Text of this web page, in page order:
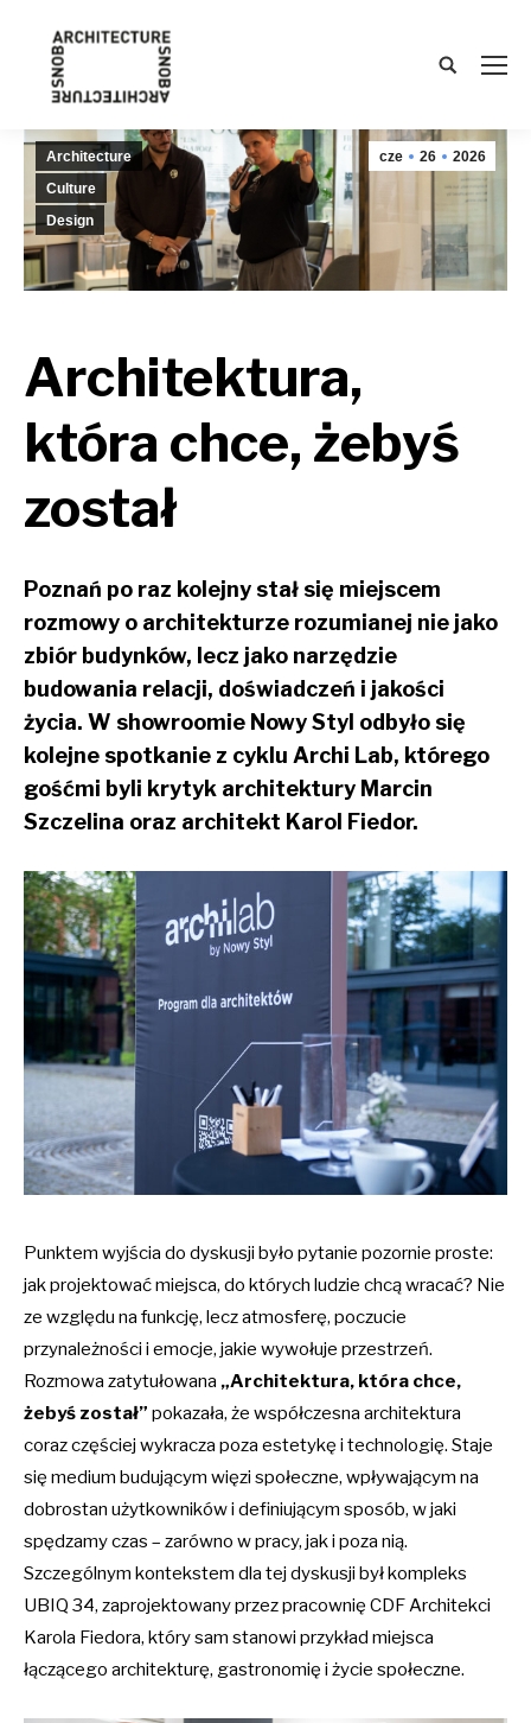
Search:
cze 26 2026
Architecture
Culture
Design
Architektura,
która chce, żebyś
został
Poznań po raz kolejny stał się miejscem
rozmowy o architekturze rozumianej nie jako
zbiór budynków, lecz jako narzędzie
budowania relacji, doświadczeń i jakości
życia. W showroomie Nowy Styl odbyło się
kolejne spotkanie z cyklu Archi Lab, którego
gośćmi byli krytyk architektury Marcin
Szczelina oraz architekt Karol Fiedor.
Punktem wyjścia do dyskusji było pytanie pozornie proste:
jak projektować miejsca, do których ludzie chcą wracać? Nie
ze względu na funkcję, lecz atmosferę, poczucie
przynależności i emocje, jakie wywołuje przestrzeń.
Rozmowa zatytułowana „Architektura, która chce,
żebyś został” pokazała, że współczesna architektura
coraz częściej wykracza poza estetykę i technologię. Staje
się medium budującym więzi społeczne, wpływającym na
dobrostan użytkowników i definiującym sposób, w jaki
spędzamy czas – zarówno w pracy, jak i poza nią.
Szczególnym kontekstem dla tej dyskusji był kompleks
UBIQ 34, zaprojektowany przez pracownię CDF Architekci
Karola Fiedora, który sam stanowi przykład miejsca
łączącego architekturę, gastronomię i życie społeczne.